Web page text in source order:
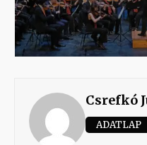
Csrefkó
ADATLAP